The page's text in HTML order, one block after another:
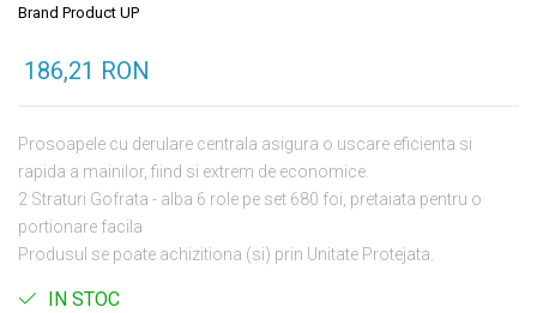
Brand Product UP
186,21 RON
Prosoapele cu derulare centrala asigura o uscare eficienta si
rapida a mainilor, fiind si extrem de economice.
2 Straturi Gofrata - alba 6 role pe set 680 foi, pretaiata pentru o
portionare facila
Produsul se poate achizitiona (si) prin Unitate Protejata.
IN STOC